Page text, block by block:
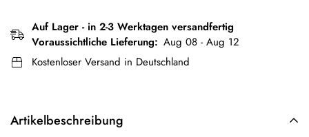
Auf Lager - in 2-3 Werktagen versandfertig
Voraussichtliche Lieferung: Aug 08 - Aug 12
Kostenloser Versand in Deutschland
Artikelbeschreibung